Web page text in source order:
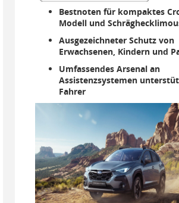
Bestnoten für kompaktes
Modell und
Ausgezeichneter Schutz von
Erwachsenen, Kindern und
Umfassendes Arsenal an
Assistenzsystemen
Fahrer